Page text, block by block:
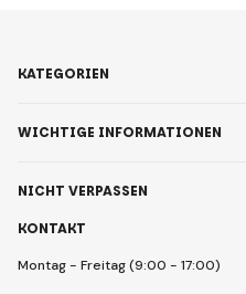
KONTAKT
Montag - Freitag (9:00 - 17:00)
KATEGORIEN
WICHTIGE INFORMATIONEN
NICHT VERPASSEN